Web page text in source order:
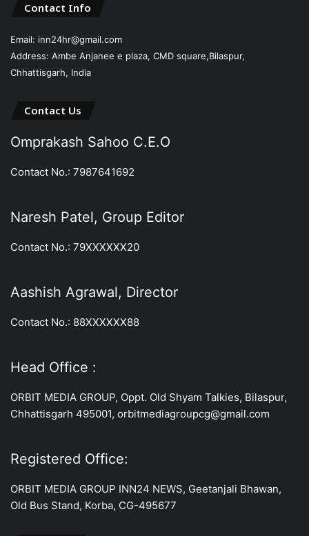
Contact Info
Email: inn24hr@gmail.com
Address: Ambe Anjanee e plaza, CMD square,Bilaspur,
Chhattisgarh, India
Contact Us
Omprakash Sahoo C.E.O
Contact No.: 7987641692
Naresh Patel, Group Editor
Contact No.: 79XXXXXX20
Aashish Agrawal, Director
Contact No.: 88XXXXXX88
Head Office :
ORBIT MEDIA GROUP, Oppt. Old Shyam Talkies, Bilaspur,
Chhattisgarh 495001, orbitmediagroupcg@gmail.com
Registered Office:
ORBIT MEDIA GROUP INN24 NEWS, Geetanjali Bhawan,
Old Bus Stand, Korba, CG-495677